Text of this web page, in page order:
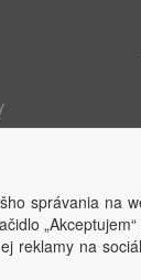
© TECHNO
správania na
reklamy na